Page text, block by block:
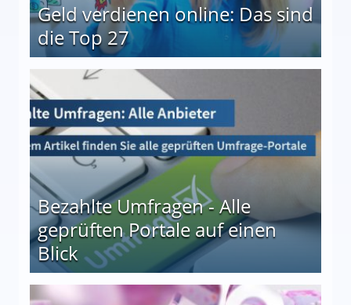
Geld verdienen online: Das sind
die Top 27
Bezahlte Umfragen - Alle
geprüften Portale auf einen
Blick
auf einen Blick